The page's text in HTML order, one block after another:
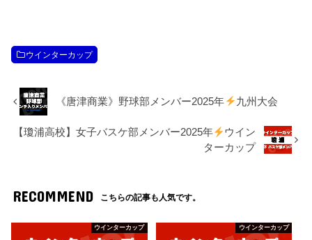
ウインターカップ
《唐津商業》野球部メンバー2025年 九州大会
【瓊浦高校】女子バスケ部メンバー2025年
ウイン
ターカップ
RECOMMEND こちらの記事も人気です。
ウインターカップ ウインターカップ